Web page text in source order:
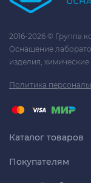
2016-2026 ©
Оснащение
изделия,
Политика
Каталог товаров
Покупателям